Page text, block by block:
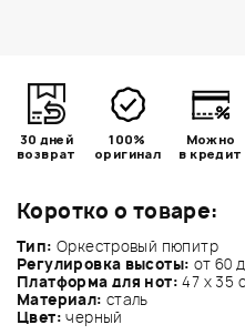
Коротко о товаре:
Тип: Оркестровый пюпитр
Регулировка высоты: от 60
Платформа для нот: 47 х 35
Материал: сталь
Цвет: черный
30 дней
возврат
100%
оригинал
Можно
в кредит